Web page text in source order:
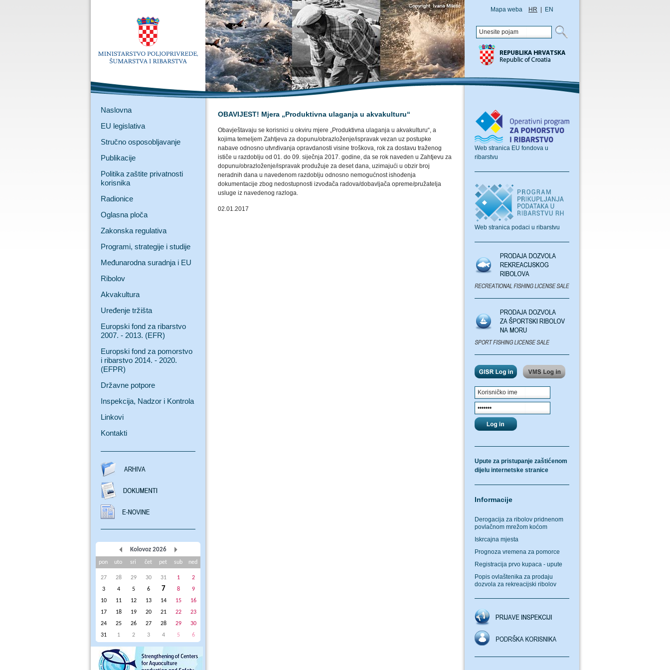
Mapa weba HR EN
Naslovna
EU legislativa
Stručno osposobljavanje
Publikacije
Politika zaštite privatnosti
korisnika
Radionice
Oglasna ploča
Zakonska regulativa
Programi, strategije i studije
Međunarodna suradnja i EU
Ribolov
Akvakultura
Uređenje tržišta
Europski fond za ribarstvo
2007. - 2013. (EFR)
Europski fond za pomorstvo
i ribarstvo 2014. - 2020.
(EFPR)
Državne potpore
Inspekcija, Nadzor i Kontrola
Linkovi
Kontakti
Kolovoz 2026
pon uto sri čet pet sub ned
27 28 29 30 31 1
2
3
4 5 6 7 8
9
10
11 12 13 14 15
16
17
18 19 20 21 22
23
24
25 26 27 28 29
30
31
1 2 3 4 5 6
OBAVIJEST! Mjera „Produktivna ulaganja u akvakulturu“
Obavještavaju se korisnici u okviru mjere „Produktivna ulaganja u akvakulturu“, a
kojima temeljem Zahtjeva za dopunu/obrazloženje/ispravak vezan uz postupke
nabave odnosno utvrđivanja opravdanosti visine troškova, rok za dostavu traženog
ističe u razdoblju od 01. do 09. siječnja 2017. godine, da se rok naveden u Zahtjevu za
dopunu/obrazloženje/ispravak produžuje za deset dana, uzimajući u obzir broj
neradnih dana u navedenom razdoblju odnosno nemogućnost ishođenja
dokumentacije zbog nedostupnosti izvođača radova/dobavljača opreme/pružatelja
usluge iz navedenog razloga.
02.01.2017
Web stranica EU fondova u
ribarstvu
Web stranica podaci u ribarstvu
Upute za pristupanje zaštićenom
dijelu internetske stranice
Informacije
Derogacija za ribolov pridnenom
povlačnom mrežom koćom
Iskrcajna mjesta
Prognoza vremena za pomorce
Registracija prvo kupaca - upute
Popis ovlaštenika za prodaju
dozvola za rekreacijski ribolov